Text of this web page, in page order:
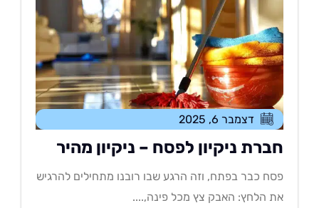
דצמבר 6, 2025
ניקיון לפסח – ניקיון מהיר
כבר בפתח, וזה הרגע שבו רובנו מתחילים להרגיש
הלחץ: האבק צץ מכל פינה,....